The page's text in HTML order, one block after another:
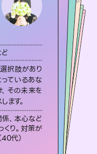
択肢があり
っているあな
その未来を
ます。
、本心など
くり。対策が
代）
の未来 など
、同性愛や片
題まで知りた
ていることを
て導きます。
くれる所や濁
毎回自分の気
代 男性）
ング
ゴリ
持ち、復縁 など
を持つ東洋最古の
で占い、幸せへ向
厳しい結果にも具
します。
聞いて鑑定して
ちが楽になりまし
ラクル
テゴリ
人の気持ち など
て
に読み解き、恋や人生のヒントを優しく引き出します。
ー
みたいに晴れまし
っしゃるんだなと
女性）
ト理恵
・リーディング
テゴリ
未来、年の差 など
いて
、成就などの報告実績
トとして2万超の施術経
できる鑑定で、より良
トします。
ューでした。しかもこち
いのに視えていらっ
です（30代女性）
タロット
ル・リーディング
カテゴリ
人の気持ち、復縁 など
いて
中でも特に「曖昧な関
意としており、友達以上
手との今後や本音を丁
成就へと導きます。
ュー
てアドバイス通りに行
してきました。ありが
（40代 女性）